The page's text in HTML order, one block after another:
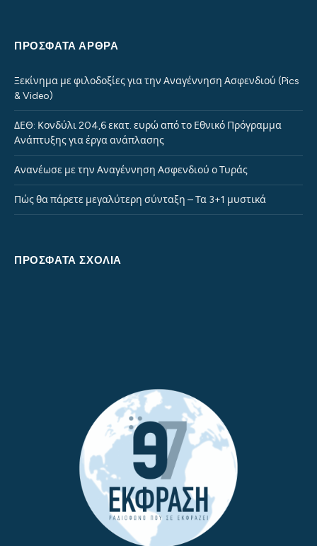
ΠΡΌΣΦΑΤΑ ΆΡΘΡΑ
Ξεκίνημα με φιλοδοξίες για την Αναγέννηση Ασφενδιού (Pics
& Video)
ΔΕΘ: Κονδύλι 204,6 εκατ. ευρώ από το Εθνικό Πρόγραμμα
Ανάπτυξης για έργα ανάπλασης
Ανανέωσε με την Αναγέννηση Ασφενδιού ο Τυράς
Πώς θα πάρετε μεγαλύτερη σύνταξη – Τα 3+1 μυστικά
ΠΡΌΣΦΑΤΑ ΣΧΌΛΙΑ